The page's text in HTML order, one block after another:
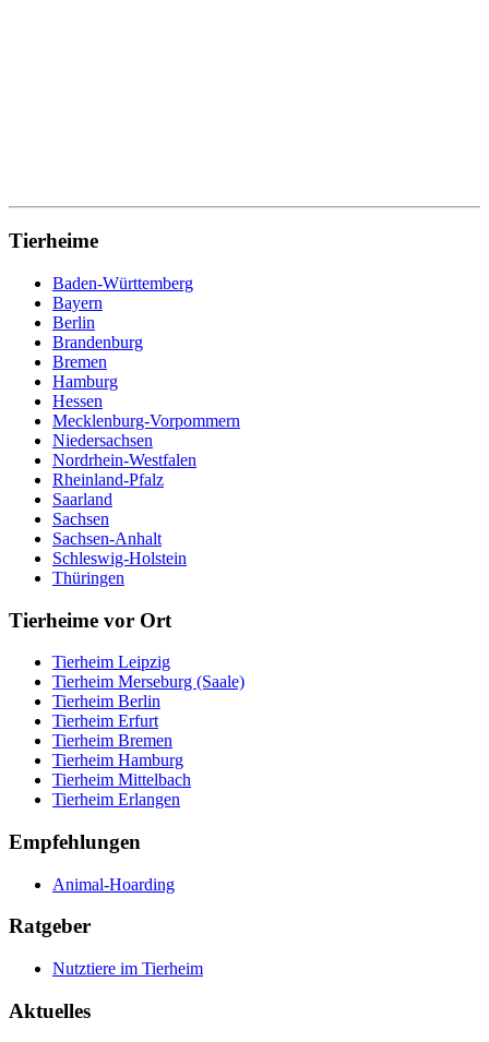
Tierheime
Baden-Württemberg
Bayern
Berlin
Brandenburg
Bremen
Hamburg
Hessen
Mecklenburg-Vorpommern
Niedersachsen
Nordrhein-Westfalen
Rheinland-Pfalz
Saarland
Sachsen
Sachsen-Anhalt
Schleswig-Holstein
Thüringen
Tierheime vor Ort
Tierheim Leipzig
Tierheim Merseburg (Saale)
Tierheim Berlin
Tierheim Erfurt
Tierheim Bremen
Tierheim Hamburg
Tierheim Mittelbach
Tierheim Erlangen
Empfehlungen
Animal-Hoarding
Ratgeber
Nutztiere im Tierheim
Aktuelles